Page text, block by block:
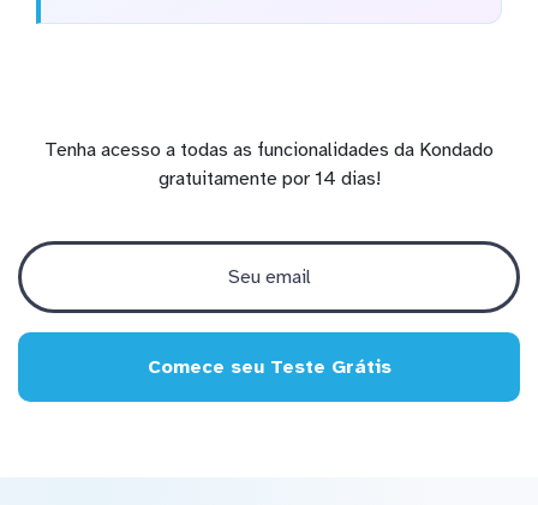
Tenha acesso a todas as funcionalidades da Kondado
gratuitamente por 14 dias!
Comece seu Teste Grátis